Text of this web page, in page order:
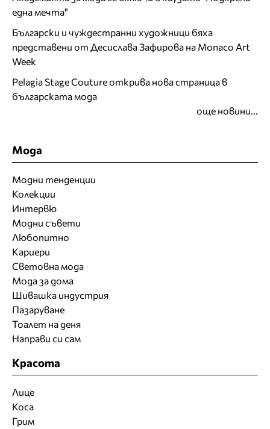
една мечта"
Български и чуждестранни художници бяха
представени от Десислава Зафирова на Monaco Art
Week
Pelagia Stage Couture открива нова страница в
българската мода
още новини...
Мода
Модни тенденции
Колекции
Интервю
Модни съвети
Любопитно
Кариери
Световна мода
Мода за дома
Шивашка индустрия
Пазаруване
Тоалет на деня
Направи си сам
Красота
Лице
Коса
Грим